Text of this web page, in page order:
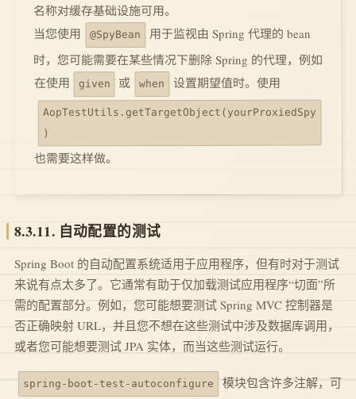
名称对缓存基础设施可用。
当您使用 @SpyBean 用于监视由 Spring 代理的 bean
时，您可能需要在某些情况下删除 Spring 的代理，例如
在使用 given 或 when 设置期望值时。使用
AopTestUtils.getTargetObject(yourProxiedSpy
)
也需要这样做。
8.3.11. 自动配置的测试
Spring Boot 的自动配置系统适用于应用程序，但有时对于测试
来说有点太多了。它通常有助于仅加载测试应用程序“切面”所
需的配置部分。例如，您可能想要测试 Spring MVC 控制器是
否正确映射 URL，并且您不想在这些测试中涉及数据库调用，
或者您可能想要测试 JPA 实体，而当这些测试运行。
spring-boot-test-autoconfigure
模块包含许多注解，可